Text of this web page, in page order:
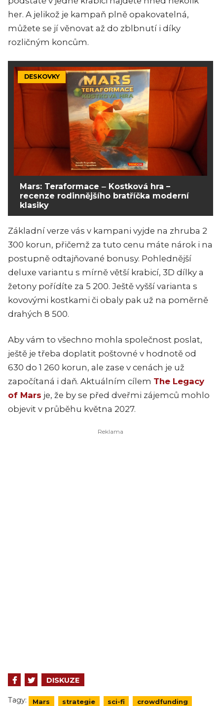
her. A jelikož je kampaň plně opakovatelná,
můžete se jí věnovat až do zblbnutí i díky
rozličným koncům.
DESKOVKY
Mars: Teraformace ‒ Kostková hra –
recenze rodinnějšího bratříčka moderní
klasiky
Základní verze vás v kampani vyjde na zhruba 2
300 korun, přičemž za tuto cenu máte nárok i na
postupně odtajňované bonusy. Pohlednější
deluxe variantu s mírně větší krabicí, 3D dílky a
žetony pořídíte za 5 200. Ještě vyšší varianta s
kovovými kostkami či obaly pak už na poměrně
drahých 8 500.
Aby vám to všechno mohla společnost poslat,
ještě je třeba doplatit poštovné v hodnotě od
630 do 1 260 korun, ale zase v cenách je už
započítaná i daň. Aktuálním cílem The Legacy
of Mars je, že by se před dveřmi zájemců mohlo
objevit v průběhu května 2027.
DISKUZE
Tagy: Mars strategie sci-fi crowdfunding